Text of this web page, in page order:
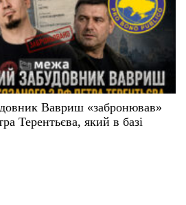
Вавриш «забронював»
Терентьєва, який в базі